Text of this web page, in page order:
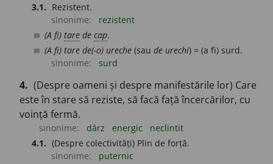
3.1. Rezistent.
sinonime:
rezistent
(A fi) tare decap.
(A fi) tare de(-o) ureche (saude urechi) = (a fi) surd.
sinonime:
surd
4. (Despre oameni și despre manifestările lor) Care
este în stare să reziste, să facă față încercărilor, cu
voință fermă.
sinonime: dârz energic
neclintit
4.1. (Despre colectivități) Plin de forță.
sinonime:
puternic